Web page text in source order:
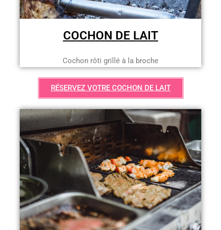
COCHON DE LAIT
Cochon rôti grillé à la broche
RÉSERVEZ VOTRE COCHON DE LAIT